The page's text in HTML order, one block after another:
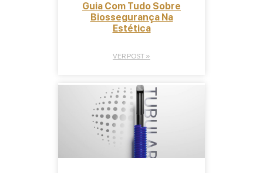
Guia Com Tudo Sobre
Biossegurança Na
Estética
VER POST »